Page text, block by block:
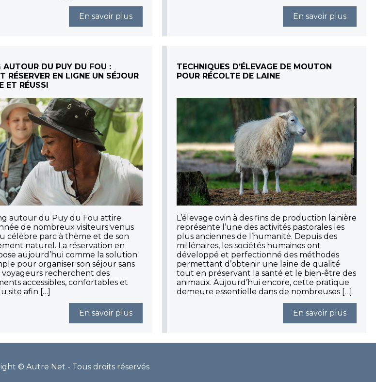
En savoir plus En savoir plus
AUTOUR DU PUY DU FOU :
RÉSERVER EN LIGNE UN SÉJOUR
ET RÉUSSI
autour du Puy du Fou attire
de nombreux visiteurs venus
célèbre parc à thème et de son
naturel. La réservation en
aujourd’hui comme la solution
pour organiser son séjour sans
voyageurs recherchent des
accessibles, confortables et
site afin […]
En savoir plus
TECHNIQUES D’ÉLEVAGE DE MOUTON
POUR RÉCOLTE DE LAINE
L’élevage ovin à des fins de production lainière
représente l’une des activités pastorales les
plus anciennes de l’humanité. Depuis des
millénaires, les sociétés humaines ont
développé et perfectionné des méthodes
permettant d’obtenir une laine de qualité
tout en préservant la santé et le bien-être des
animaux. Aujourd’hui encore, cette pratique
demeure essentielle dans de nombreuses […]
En savoir plus
© Autre Net - Tous droits réservés